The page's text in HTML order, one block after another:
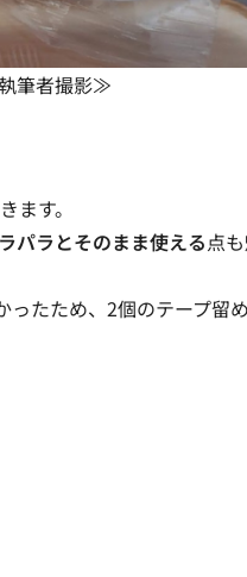
筆者撮影≫
ます。
パラとそのまま使える点
ったため、2個のテープ留